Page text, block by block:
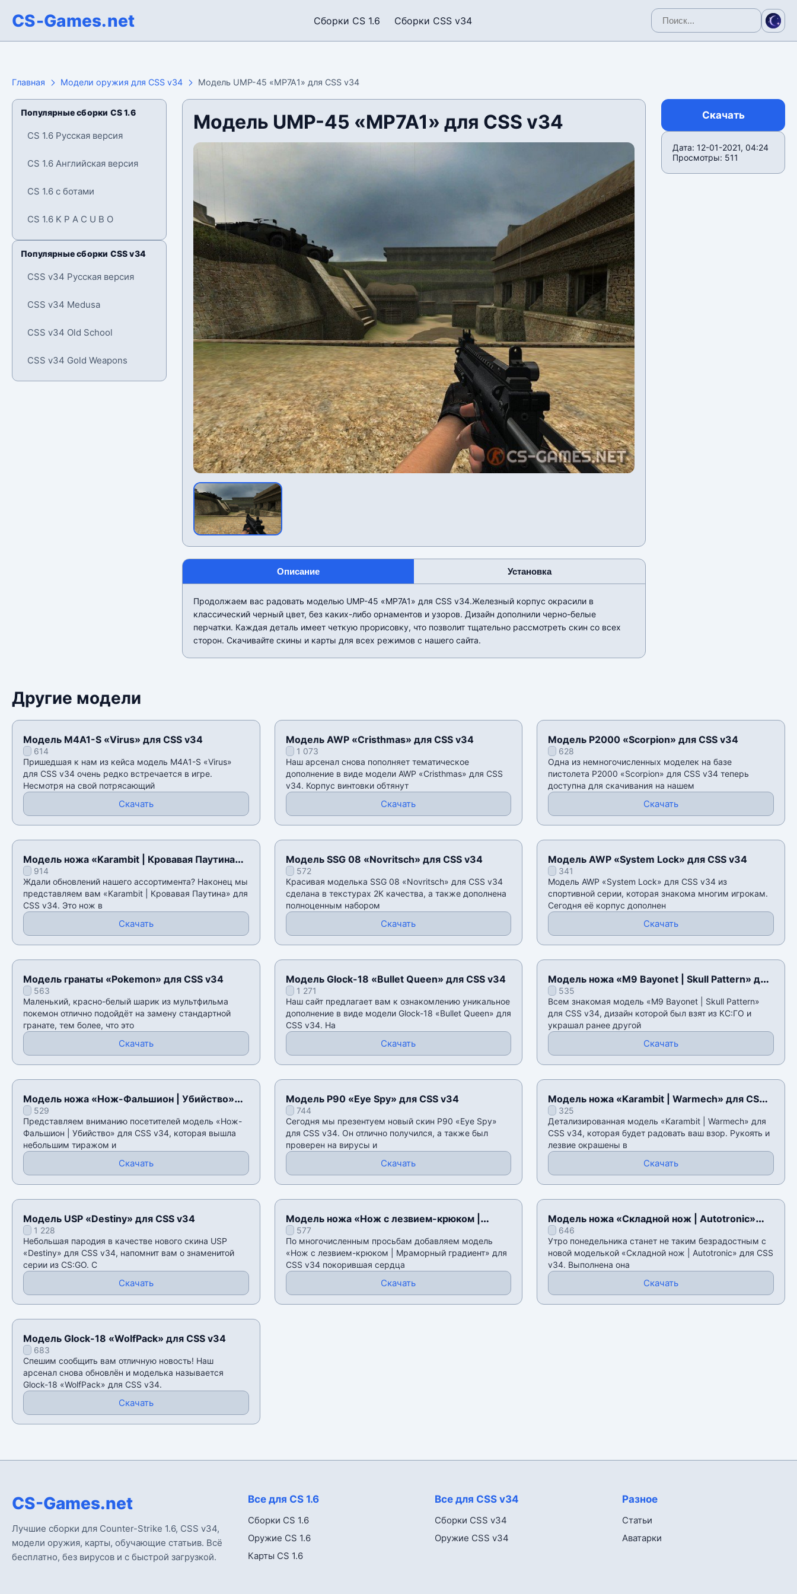
CS-Games.net Сборки CS 1.6 Сборки CSS v34
Главная Модели оружия для CSS v34 Модель UMP-45 «MP7A1» для CSS v34
Популярные сборки CS 1.6
CS 1.6 Русская версия
CS 1.6 Английская версия
CS 1.6 с ботами
CS 1.6 K P A C U B O
Популярные сборки CSS v34
CSS v34 Русская версия
CSS v34 Medusa
CSS v34 Old School
CSS v34 Gold Weapons
Модель UMP-45 «MP7A1» для CSS v34
Описание Установка
Продолжаем вас радовать моделью UMP-45 «MP7A1» для CSS v34.Железный корпус окрасили в
классический черный цвет, без каких-либо орнаментов и узоров. Дизайн дополнили черно-белые
перчатки. Каждая деталь имеет четкую прорисовку, что позволит тщательно рассмотреть скин со всех
сторон. Скачивайте скины и карты для всех режимов с нашего сайта.
Скачать
Дата: 12-01-2021, 04:24
Просмотры: 511
Другие модели
Модель M4A1-S «Virus» для CSS v34
614
Пришедшая к нам из кейса модель M4A1-S «Virus»
для CSS v34 очень редко встречается в игре.
Несмотря на свой потрясающий
Скачать
Модель AWP «Cristhmas» для CSS v34
1 073
Наш арсенал снова пополняет тематическое
дополнение в виде модели AWP «Cristhmas» для CSS
v34. Корпус винтовки обтянут
Скачать
Модель P2000 «Scorpion» для CSS v34
628
Одна из немногочисленных моделек на базе
пистолета P2000 «Scorpion» для CSS v34 теперь
доступна для скачивания на нашем
Скачать
Модель ножа «Karambit | Кровавая Паутина»
для CSS v34
914
Ждали обновлений нашего ассортимента? Наконец мы
представляем вам «Karambit | Кровавая Паутина» для
CSS v34. Это нож в
Скачать
Модель SSG 08 «Novritsch» для CSS v34
572
Красивая моделька SSG 08 «Novritsch» для CSS v34
сделана в текстурах 2К качества, а также дополнена
полноценным набором
Скачать
Модель AWP «System Lock» для CSS v34
341
Модель AWP «System Lock» для CSS v34 из
спортивной серии, которая знакома многим игрокам.
Сегодня её корпус дополнен
Скачать
Модель гранаты «Pokemon» для CSS v34
563
Маленький, красно-белый шарик из мультфильма
покемон отлично подойдёт на замену стандартной
гранате, тем более, что это
Скачать
Модель Glock-18 «Bullet Queen» для CSS v34
1 271
Наш сайт предлагает вам к ознакомлению уникальное
дополнение в виде модели Glock-18 «Bullet Queen» для
CSS v34. На
Скачать
Модель ножа «M9 Bayonet | Skull Pattern» для
CSS v34
535
Всем знакомая модель «M9 Bayonet | Skull Pattern»
для CSS v34, дизайн которой был взят из КС:ГО и
украшал ранее другой
Скачать
Модель ножа «Нож-Фальшион | Убийство»
для CSS v34
529
Представляем вниманию посетителей модель «Нож-
Фальшион | Убийство» для CSS v34, которая вышла
небольшим тиражом и
Скачать
Модель P90 «Eye Spy» для CSS v34
744
Сегодня мы презентуем новый скин P90 «Eye Spy»
для CSS v34. Он отлично получился, а также был
проверен на вирусы и
Скачать
Модель ножа «Karambit | Warmech» для CSS
v34325
Детализированная модель «Karambit | Warmech» для
CSS v34, которая будет радовать ваш взор. Рукоять и
лезвие окрашены в
Скачать
Модель USP «Destiny» для CSS v34
1 228
Небольшая пародия в качестве нового скина USP
«Destiny» для CSS v34, напомнит вам о знаменитой
серии из CS:GO. С
Скачать
Модель ножа «Нож с лезвием-крюком |
Мраморный градиент» для CSS v34
577
По многочисленным просьбам добавляем модель
«Нож с лезвием-крюком | Мраморный градиент» для
CSS v34 покорившая сердца
Скачать
Модель ножа «Складной нож | Autotronic»
для CSS v34
646
Утро понедельника станет не таким безрадостным с
новой моделькой «Складной нож | Autotronic» для CSS
v34. Выполнена она
Скачать
Модель Glock-18 «WolfPack» для CSS v34
683
Спешим сообщить вам отличную новость! Наш
арсенал снова обновлён и моделька называется
Glock-18 «WolfPack» для CSS v34.
Скачать
CS-Games.net
Лучшие сборки для Counter-Strike 1.6, CSS v34,
модели оружия, карты, обучающие статьив. Всё
бесплатно, без вирусов и с быстрой загрузкой.
Все для CS 1.6
Сборки CS 1.6
Оружие CS 1.6
Карты CS 1.6
Все для CSS v34
Сборки CSS v34
Оружие CSS v34
Разное
Статьи
Аватарки